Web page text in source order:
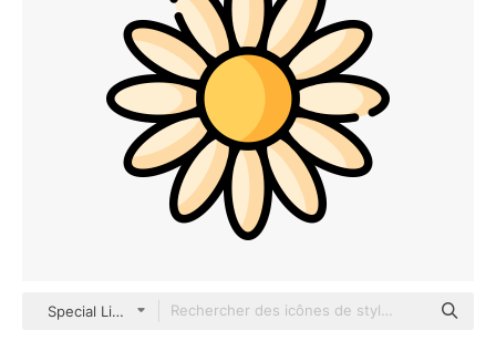
Special Lineal color